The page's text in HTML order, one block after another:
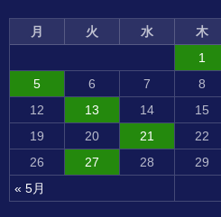
月 火 水 木
« 5月
1
5
6 7 8
12
13 14 15
19
20 21 22
26
27 28 29